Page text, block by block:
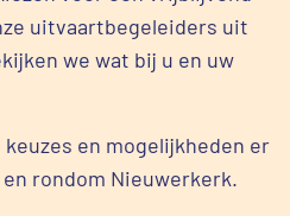
uitvaartbegeleiders uit
we wat bij u en uw
en mogelijkheden er
rondom Nieuwerkerk.